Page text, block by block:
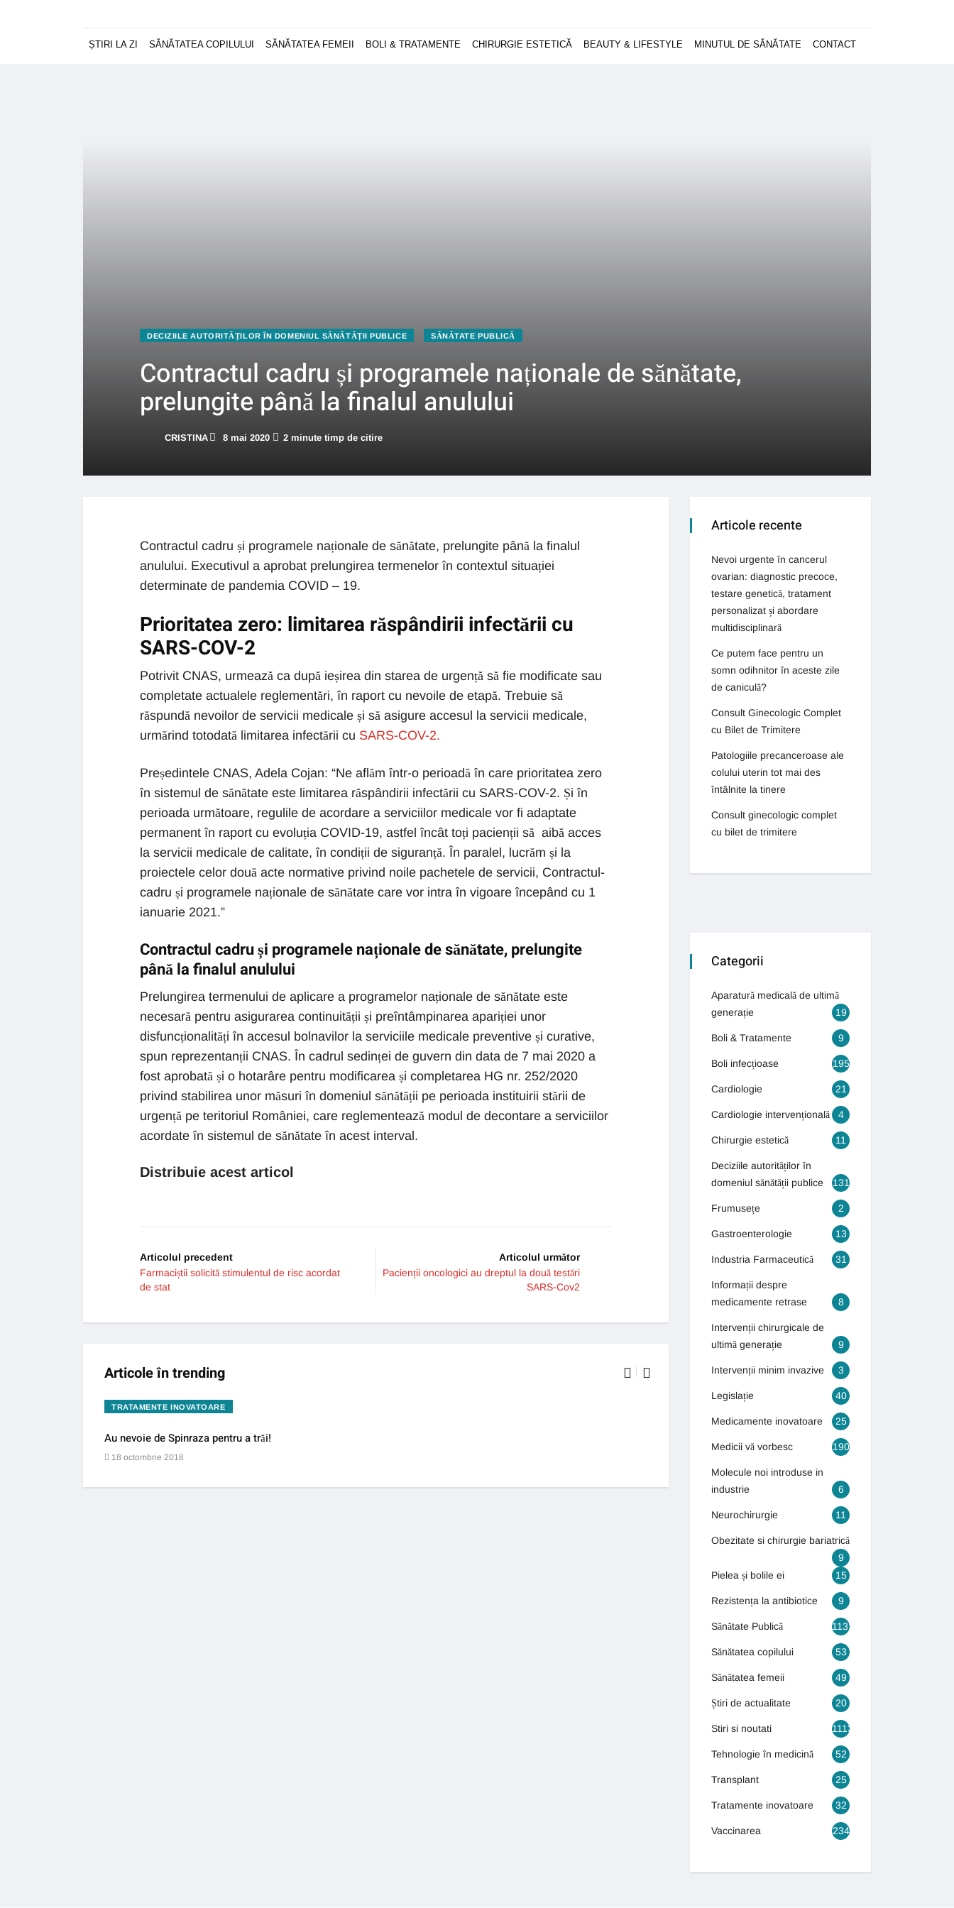
ȘTIRI LA ZI SĂNĂTATEA COPILULUI SĂNĂTATEA FEMEII BOLI & TRATAMENTE CHIRURGIE ESTETICĂ BEAUTY & LIFESTYLE MINUTUL DE SĂNĂTATE CONTACT
DECIZIILE AUTORITĂȚILOR ÎN DOMENIUL SĂNĂTĂȚII PUBLICE SĂNĂTATE PUBLICĂ
Contractul cadru și programele naționale de sănătate,
prelungite până la finalul anulului
CRISTINA 8 mai 2020 2 minute timp de citire
Contractul cadru și programele naționale de sănătate, prelungite până la finalul
anulului. Executivul a aprobat prelungirea termenelor în contextul situației
determinate de pandemia COVID – 19.
Prioritatea zero: limitarea răspândirii infectării cu
SARS-COV-2
Potrivit CNAS, urmează ca după ieșirea din starea de urgență să fie modificate sau
completate actualele reglementări, în raport cu nevoile de etapă. Trebuie să
răspundă nevoilor de servicii medicale și să asigure accesul la servicii medicale,
urmărind totodată limitarea infectării cu SARS-COV-2.
Președintele CNAS, Adela Cojan: “Ne aflăm într-o perioadă în care prioritatea zero
în sistemul de sănătate este limitarea răspândirii infectării cu SARS-COV-2. Și în
perioada următoare, regulile de acordare a serviciilor medicale vor fi adaptate
permanent în raport cu evoluția COVID-19, astfel încât toți pacienții să aibă acces
la servicii medicale de calitate, în condiții de siguranță. În paralel, lucrăm și la
proiectele celor două acte normative privind noile pachetele de servicii, Contractul-
cadru și programele naționale de sănătate care vor intra în vigoare începând cu 1
ianuarie 2021.”
Contractul cadru și programele naționale de sănătate, prelungite
până la finalul anulului
Prelungirea termenului de aplicare a programelor naționale de sănătate este
necesară pentru asigurarea continuității și preîntâmpinarea apariției unor
disfuncționalități în accesul bolnavilor la serviciile medicale preventive și curative,
spun reprezentanții CNAS. În cadrul sedinței de guvern din data de 7 mai 2020 a
fost aprobată și o hotarâre pentru modificarea și completarea HG nr. 252/2020
privind stabilirea unor măsuri în domeniul sănătății pe perioada instituirii stării de
urgență pe teritoriul României, care reglementează modul de decontare a serviciilor
acordate în sistemul de sănătate în acest interval.
Distribuie acest articol
Articolul precedent
Farmaciștii solicită stimulentul de risc acordat
de stat
Articolul următor
Pacienții oncologici au dreptul la două testări
SARS-Cov2
Articole în trending
TRATAMENTE INOVATOARE
Au nevoie de Spinraza pentru a trăi!
18 octombrie 2018
Generația autismului! Numărul copiilor care suferă de autism
Articole recente
Nevoi urgente în cancerul
ovarian: diagnostic precoce,
testare genetică, tratament
personalizat și abordare
multidisciplinară
Ce putem face pentru un
somn odihnitor în aceste zile
de caniculă?
Consult Ginecologic Complet
cu Bilet de Trimitere
Patologiile precanceroase ale
colului uterin tot mai des
întâlnite la tinere
Consult ginecologic complet
cu bilet de trimitere
Categorii
Aparatură medicală de ultimă
generație
19
Boli & Tratamente 9
Boli infecțioase 195
Cardiologie 21
Cardiologie intervențională 4
Chirurgie estetică 11
Deciziile autorităților în
domeniul sănătății publice
131
Frumusețe 2
Gastroenterologie 13
Industria Farmaceutică 31
Informații despre
medicamente retrase
8
Intervenții chirurgicale de
ultimă generație
9
Intervenții minim invazive 3
Legislație 40
Medicamente inovatoare 25
Medicii vă vorbesc 190
Molecule noi introduse in
industrie
6
Neurochirurgie 11
Obezitate si chirurgie bariatrică
9
Pielea și bolile ei
15
Rezistența la antibiotice 9
Sănătate Publică 1131
Sănătatea copilului 53
Sănătatea femeii 49
Știri de actualitate 20
Stiri si noutati 1113
Tehnologie în medicină 52
Transplant 25
Tratamente inovatoare 32
Vaccinarea 234